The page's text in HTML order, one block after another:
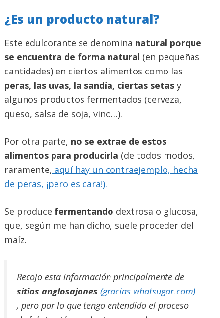
¿Es un producto natural?
Este edulcorante se denomina natural porque
se encuentra de forma natural (en pequeñas
cantidades) en ciertos alimentos como las
peras, las uvas, la sandía, ciertas setas y
algunos productos fermentados (cerveza,
queso, salsa de soja, vino…).
Por otra parte, no se extrae de estos
alimentos para producirla (de todos modos,
raramente, aquí hay un contraejemplo, hecha
de peras, ¡pero es cara!).
Se produce fermentando dextrosa o glucosa,
que, según me han dicho, suele proceder del
maíz.
Recojo esta información principalmente de
sitios anglosajones (gracias whatsugar.com)
, pero por lo que tengo entendido el proceso